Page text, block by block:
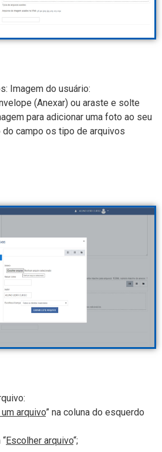
Imagem do usuário:
(Anexar) ou araste e solte
para adicionar uma foto ao seu
campo os tipo de arquivos
um arquivo” na coluna do esquerdo
Escolher arquivo“;